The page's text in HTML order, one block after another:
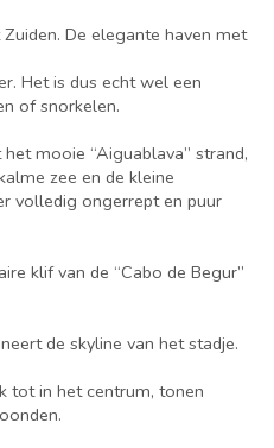
De elegante haven met
Het is dus echt wel een
of snorkelen.
mooie “Aiguablava” strand,
zee en de kleine
volledig ongerrept en puur
klif van de “Cabo de Begur”
de skyline van het stadje.
tot in het centrum, tonen